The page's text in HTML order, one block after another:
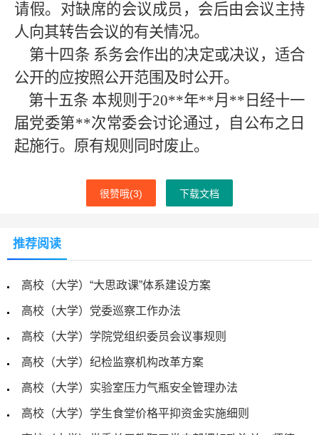
请假。对缺席的会议成员，会后由会议主持
人向其转告会议的有关情况。
第十四条 系务会作出的决定或决议，适合
公开的应按照公开范围及时公开。
第十五条 本规则于20**年**月 ** 日经十一
届党委第**次常委会讨论通过，自公布之日
起施行。原有规则同时废止。
很赞哦(3) 下载文档
推荐阅读
高校（大学）“大思政课”体系建设方案
高校（大学）党委巡察工作办法
高校（大学）学院党组织委员会议事规则
高校（大学）纪检监察机构改革方案
高校（大学）实验室压力气瓶安全管理办法
高校（大学）学生食堂价格平抑资金实施细则